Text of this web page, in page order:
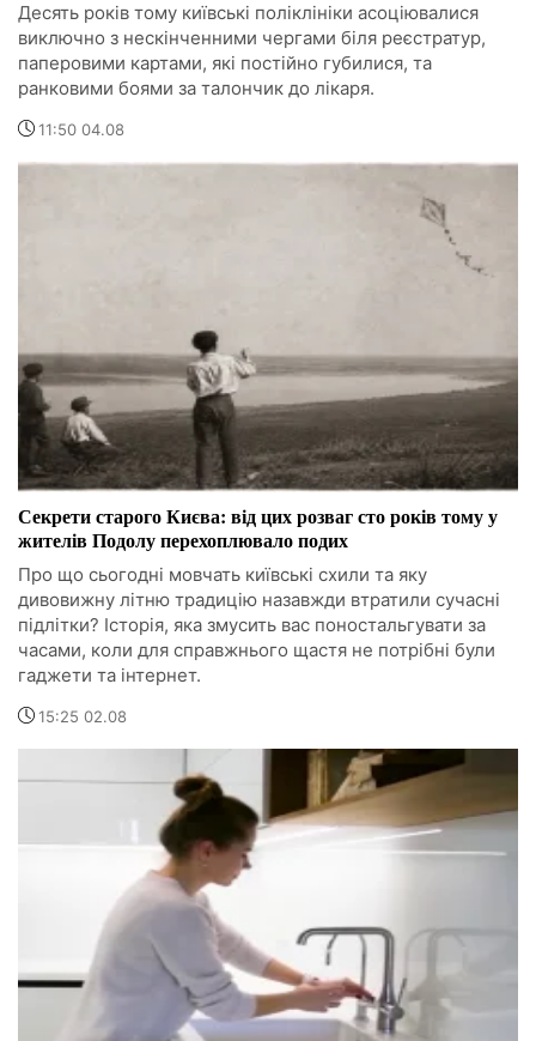
Десять років тому київські поліклініки асоціювалися
виключно з нескінченними чергами біля реєстратур,
паперовими картами, які постійно губилися, та
ранковими боями за талончик до лікаря.
11:50 04.08
Секрети старого Києва: від цих розваг сто років тому у
жителів Подолу перехоплювало подих
Про що сьогодні мовчать київські схили та яку
дивовижну літню традицію назавжди втратили сучасні
підлітки? Історія, яка змусить вас поностальгувати за
часами, коли для справжнього щастя не потрібні були
гаджети та інтернет.
15:25 02.08